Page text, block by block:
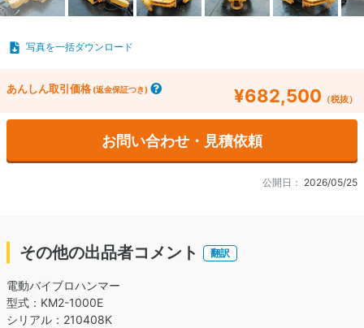
写真を一括ダウンロード
あんしん取引価格 (返金保証つき) ¥682,500 （税抜）
お問い合わせ・見積依頼
公開日： 2026/05/25
その他の出品者コメント 翻訳
電動バイブロハンマー
型式：KM2-1000E
シリアル：210408K